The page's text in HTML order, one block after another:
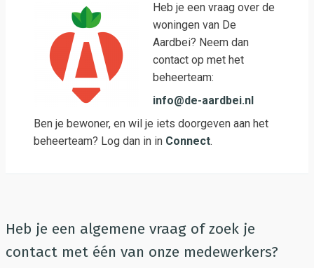
Heb je een vraag over de
woningen van De
Aardbei? Neem dan
contact op met het
beheerteam:
info@de-aardbei.nl
Ben je bewoner, en wil je iets doorgeven aan het
beheerteam? Log dan in in Connect.
Heb je een algemene vraag of zoek je
contact met één van onze medewerkers?